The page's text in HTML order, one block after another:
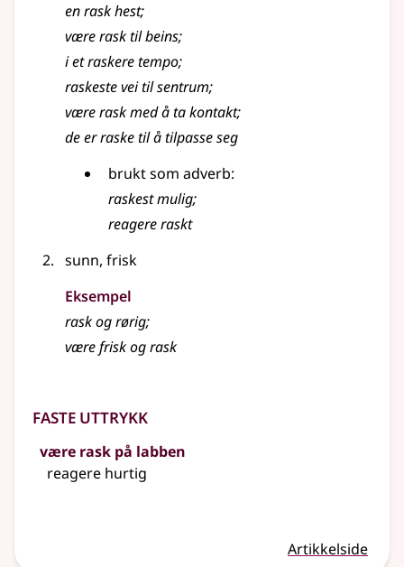
enraskhest;
være rask til beins;
i et raskere tempo;
raskeste vei til sentrum;
være rask med å ta kontakt;
de er raske til å tilpasse seg
brukt som adverb:
raskest mulig;
reagere raskt
sunn, frisk
Eksempel
raskog rørig;
være frisk ogrask
Faste uttrykk
være rask på labben
reagere hurtig
Artikkelside